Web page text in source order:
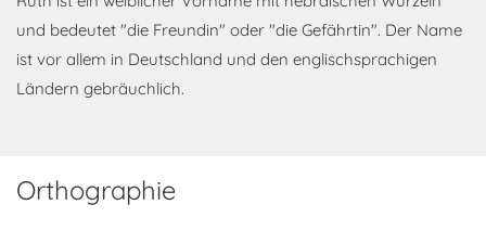
und bedeutet "die Freundin" oder "die Gefährtin". Der Name
ist vor allem in Deutschland und den englischsprachigen
Ländern gebräuchlich.
Orthographie